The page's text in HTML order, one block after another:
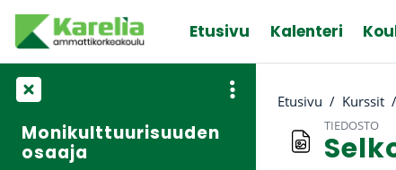
Etusivu Kalenteri
Etusivu Kurssit
TIEDOSTO
Monikulttuurisuuden
osaaja
Podcast 1 - Kieli- ja
kulttuuritietoisuus
Tekstivastine: Podcast 1 Kieli- ja
Tehtävä: Podcast 1 pikatentti